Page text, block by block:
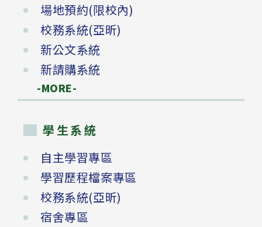
場地預約(限校內)
校務系統(亞昕)
新公文系統
新請購系統
-MORE-
學生系統
自主學習專區
學習歷程檔案專區
校務系統(亞昕)
宿舍專區